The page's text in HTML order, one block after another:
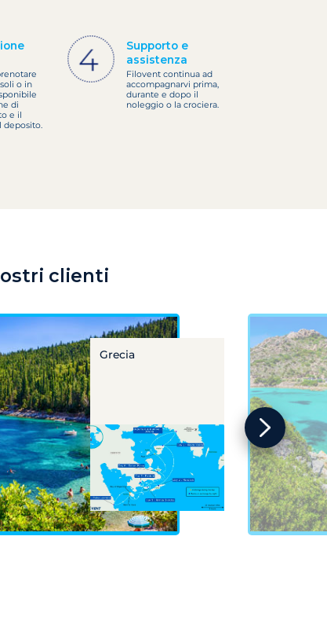
o in
di
e il
deposito.
Supporto e
assistenza
Filovent continua ad
accompagnarvi prima,
durante e dopo il
noleggio o la crociera.
clienti
Grecia